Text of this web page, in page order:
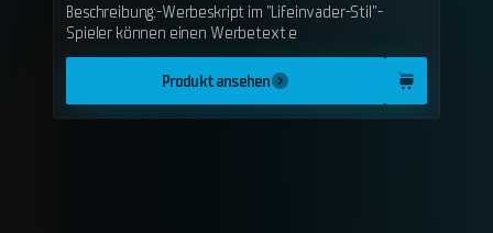
Beschreibung:-Werbeskript im "Lifeinvader-Stil"-
Spieler können einen Werbetext e
Produkt ansehen